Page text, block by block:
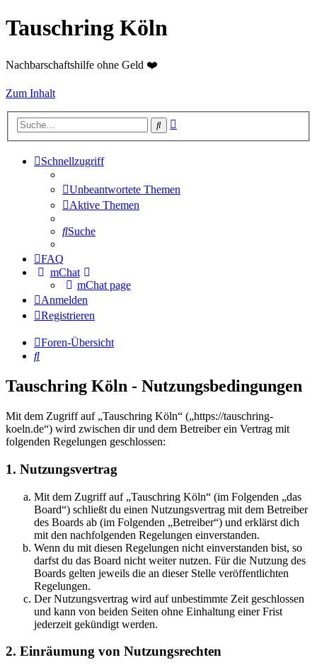
Tauschring Köln
Nachbarschaftshilfe ohne Geld ❤️
Zum Inhalt
Suche
Schnellzugriff
Unbeantwortete Themen
Aktive Themen
Suche
FAQ
mChat
mChat page
Anmelden
Registrieren
Foren-Übersicht
Suche
Tauschring Köln - Nutzungsbedingungen
Mit dem Zugriff auf „Tauschring Köln“ („https://tauschring-
koeln.de“) wird zwischen dir und dem Betreiber ein Vertrag mit
folgenden Regelungen geschlossen:
1. Nutzungsvertrag
Mit dem Zugriff auf „Tauschring Köln“ (im Folgenden „das
Board“) schließt du einen Nutzungsvertrag mit dem Betreiber
des Boards ab (im Folgenden „Betreiber“) und erklärst dich
mit den nachfolgenden Regelungen einverstanden.
Wenn du mit diesen Regelungen nicht einverstanden bist, so
darfst du das Board nicht weiter nutzen. Für die Nutzung des
Boards gelten jeweils die an dieser Stelle veröffentlichten
Regelungen.
Der Nutzungsvertrag wird auf unbestimmte Zeit geschlossen
und kann von beiden Seiten ohne Einhaltung einer Frist
jederzeit gekündigt werden.
2. Einräumung von Nutzungsrechten